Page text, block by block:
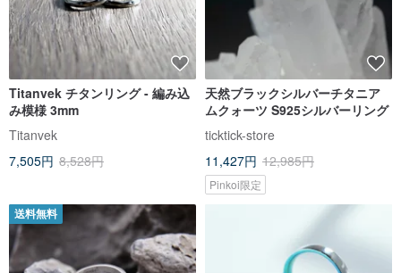
Titanvek チタンリング - 編み込
み模様 3mm
Titanvek
7,505円 8,528円
天然ブラックシルバーチタニア
ムクォーツ S925シルバーリング
ticktick-store
11,427円 12,985円
Pinkoi限定
送料無料